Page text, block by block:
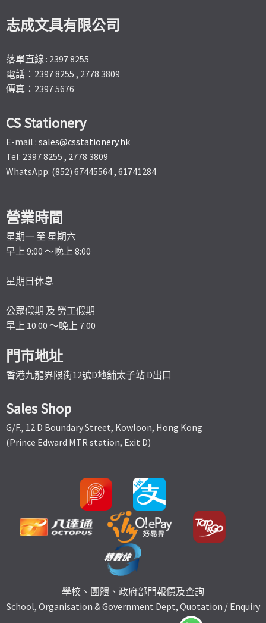
志成文具有限公司
落單直線 : 2397 8255
電話：2397 8255 , 2778 3809
傳真：2397 5676
CS Stationery
E-mail : sales@csstationery.hk
Tel: 2397 8255 , 2778 3809
WhatsApp: (852) 67445564 , 61741284
營業時間
星期一 至 星期六
早上 9:00 ～晚上 8:00
星期日休息
公眾假期 及 勞工假期
早上 10:00 ～晚上 7:00
門市地址
香港九龍界限街12號D地舖太子站 D出口
Sales Shop
G/F., 12 D Boundary Street, Kowloon, Hong Kong
(Prince Edward MTR station, Exit D)
學校、團體、政府部門報價及查詢
School, Organisation & Government Dept, Quotation / Enquiry